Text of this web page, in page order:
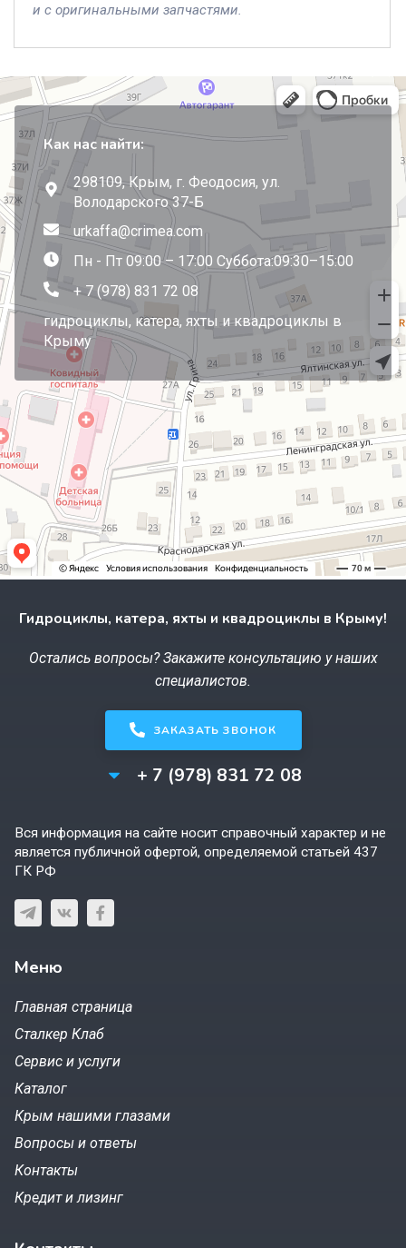
и с оригинальными запчастями.
Как нас найти:
298109, Крым, г. Феодосия, ул.
Володарского 37-Б
urkaffa@crimea.com
Пн - Пт 09:00 – 17:00 Суббота:09:30–15:00
+ 7 (978) 831 72 08
гидроциклы, катера, яхты и квадроциклы в
Крыму
Гидроциклы, катера, яхты и квадроциклы в Крыму!
Остались вопросы? Закажите консультацию у наших
специалистов.
ЗАКАЗАТЬ ЗВОНОК
+ 7 (978) 831 72 08
Вся информация на сайте носит справочный характер и не
является публичной офертой, определяемой статьей 437
ГК РФ
Меню
Главная страница
Сталкер Клаб
Сервис и услуги
Каталог
Крым нашими глазами
Вопросы и ответы
Контакты
Кредит и лизинг